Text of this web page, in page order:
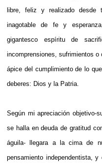
libre, feliz y realizado desde
inagotable de fe y
gigantesco espíritu de
incomprensiones, sufrimientos o
ápice del cumplimiento de lo
deberes: Dios y la Patria.
Según mi apreciación objetivo-
se halla en deuda de gratitud
águila- llegara a la cima de
pensamiento independentista,